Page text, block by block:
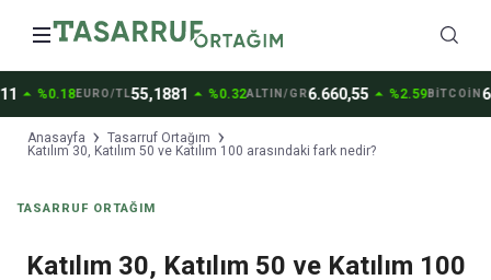
arrow_drop_up %0.18EURO/TL55,1881arrow_drop_up %0.32ALTIN/GR6.660,55arrow_drop_up %2.59BİTCOİN
Anasayfa
Tasarruf Ortağım
Katılım 30, Katılım 50 ve Katılım 100 arasındaki fark nedir?
TASARRUF ORTAĞIM
Katılım 30, Katılım 50 ve Katılım 100